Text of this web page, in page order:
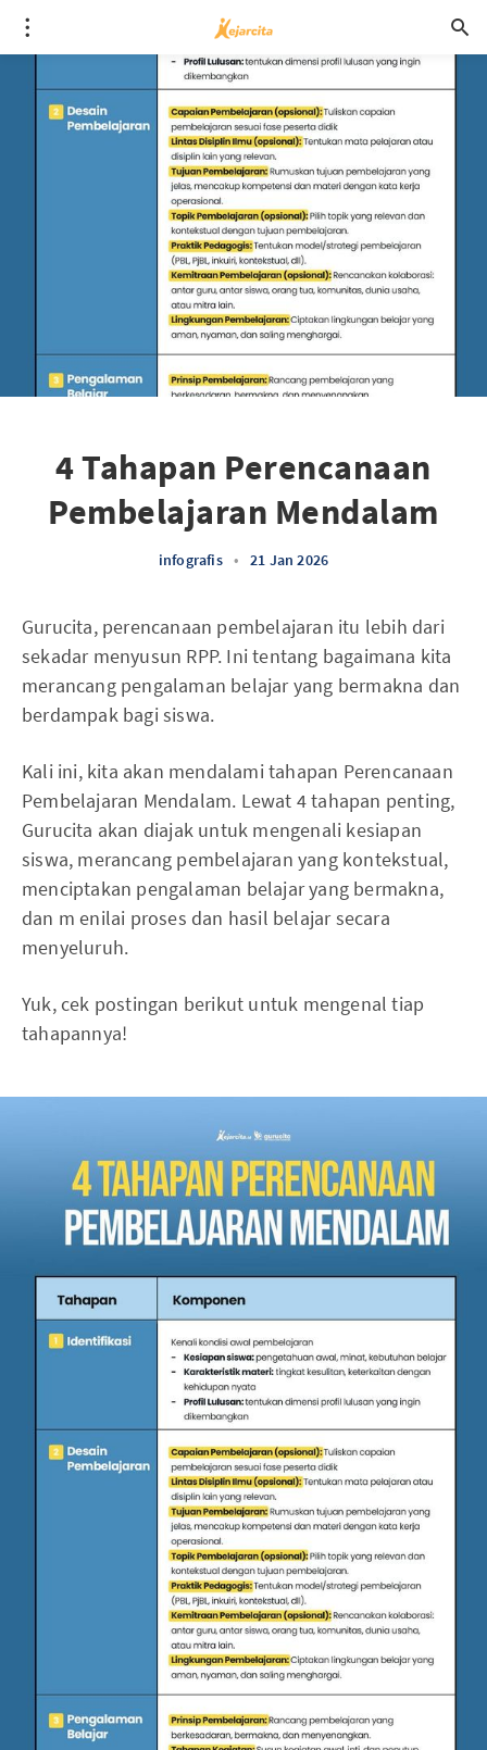
4 Tahapan Perencanaan
Pembelajaran Mendalam
infografis • 21 Jan 2026
Gurucita, perencanaan pembelajaran itu lebih dari
sekadar menyusun RPP. Ini tentang bagaimana kita
merancang pengalaman belajar yang bermakna dan
berdampak bagi siswa.
Kali ini, kita akan mendalami tahapan Perencanaan
Pembelajaran Mendalam. Lewat 4 tahapan penting,
Gurucita akan diajak untuk mengenali kesiapan
siswa, merancang pembelajaran yang kontekstual,
menciptakan pengalaman belajar yang bermakna,
dan m enilai proses dan hasil belajar secara
menyeluruh.
Yuk, cek postingan berikut untuk mengenal tiap
tahapannya!